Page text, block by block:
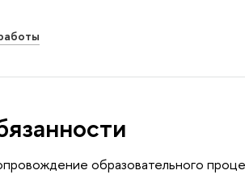
образовательного